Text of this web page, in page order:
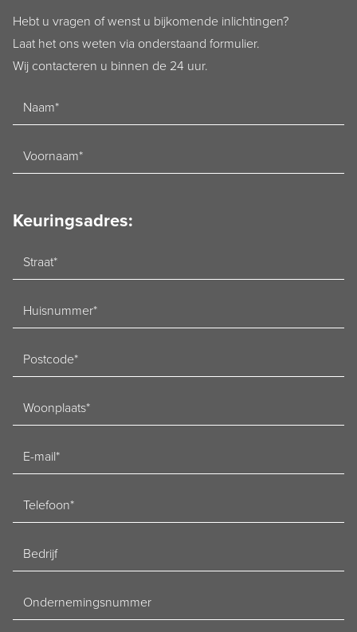
Hebt u vragen of wenst u bijkomende inlichtingen?
Laat het ons weten via onderstaand formulier.
Wij contacteren u binnen de 24 uur.
Naam
Voornaam
Keuringsadres:
Straat
Huisnummer
Postcode
Woonplaats
mailadres
Telefoon
Bedrijf
Ondernemingsnummer